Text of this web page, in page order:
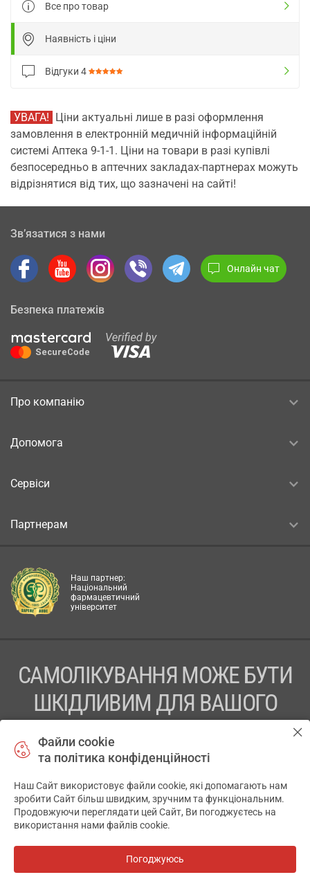
Все про товар
Наявність і ціни
Відгуки 4
УВАГА! Ціни актуальні лише в разі оформлення
замовлення в електронній медичній інформаційній
системі Аптека 9-1-1. Ціни на товари в разі купівлі
безпосередньо в аптечних закладах-партнерах можуть
відрізнятися від тих, що зазначені на сайті!
Зв’язатися з нами
Онлайн чат
Безпека платежів
Про компанію
Допомога
Сервіси
Партнерам
Наш партнер:
Національний
фармацевтичний
університет
САМОЛІКУВАННЯ МОЖЕ БУТИ
ШКІДЛИВИМ ДЛЯ ВАШОГО
ПЕРЕД ЗАСТОСУВАННЯМ ПРЕПАРАТУ ПРОКОНСУЛЬТУЙТЕСЬ
ТОВ «АПТЕКА 911.ЮА» Код ЄДРПОУ 43631965.
Відмова від відповідальності
© 2014-2026. Медична інформаційна система АПТЕКА911.ЮА
Файли cookie
та політика конфіденційності
Наш Сайт використовує файли cookie, які допомагають нам
зробити Сайт більш швидким, зручним та функціональним.
Продовжуючи переглядати цей Сайт, Ви погоджуєтесь на
використання нами файлів cookie.
Погоджуюсь
✕